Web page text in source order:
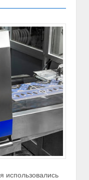
использовались